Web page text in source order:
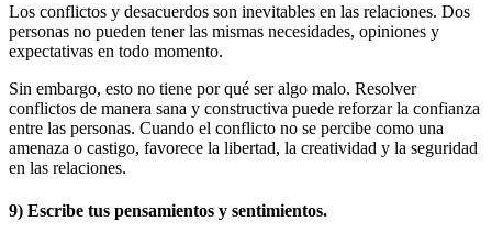
Los conflictos y desacuerdos son inevitables en las relaciones. Dos
personas no pueden tener las mismas necesidades, opiniones y
expectativas en todo momento.
Sin embargo, esto no tiene por qué ser algo malo. Resolver
conflictos de manera sana y constructiva puede reforzar la confianza
entre las personas. Cuando el conflicto no se percibe como una
amenaza o castigo, favorece la libertad, la creatividad y la seguridad
en las relaciones.
9) Escribe tus pensamientos y sentimientos.